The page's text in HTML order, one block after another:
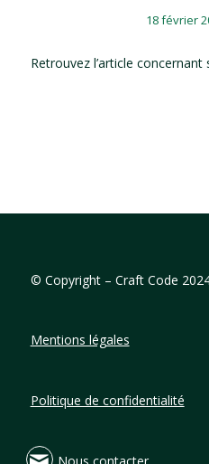
18 février
Retrouvez l’article
© Copyright – Craft Code
Mentions légales
Politique de confidentialité